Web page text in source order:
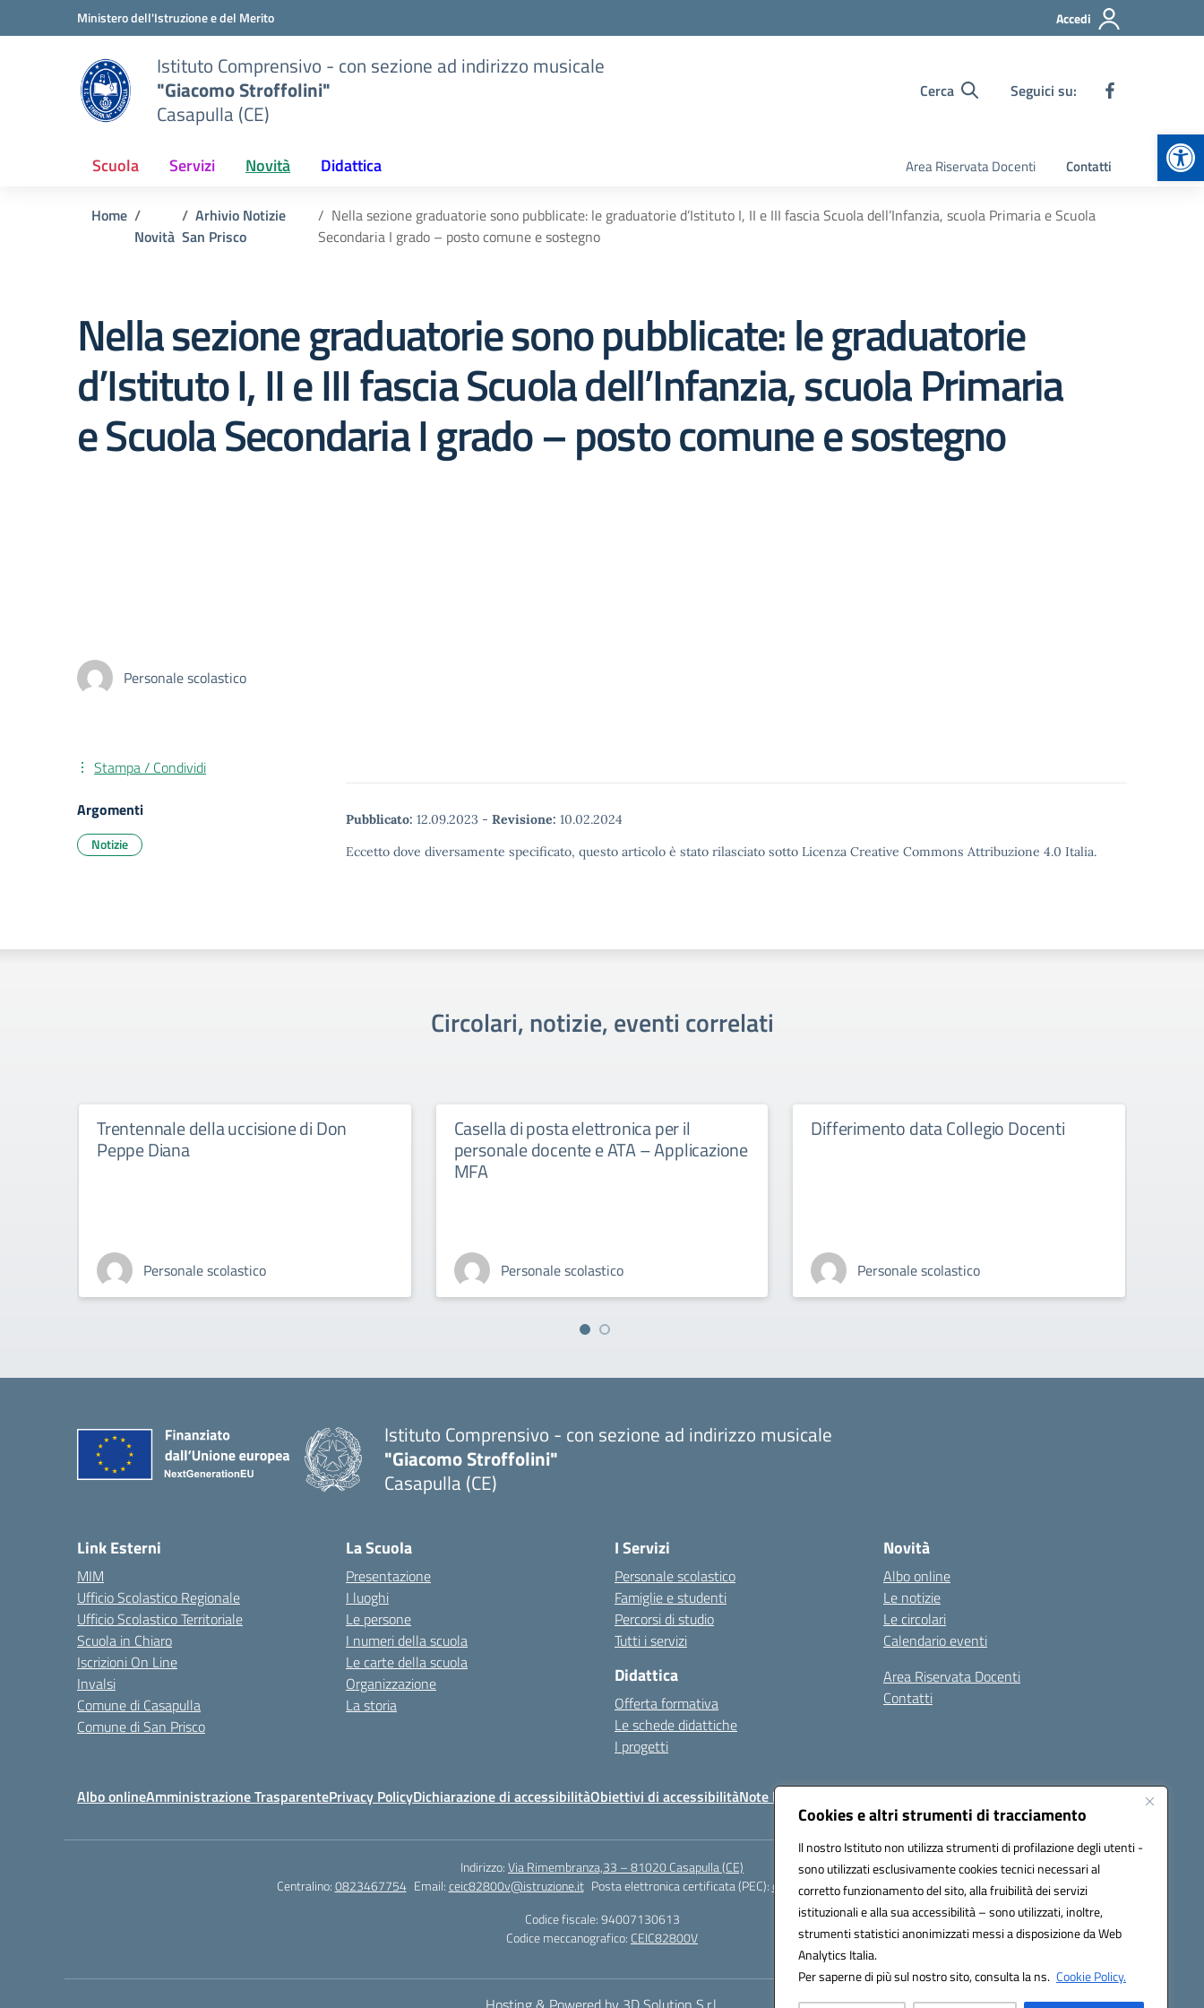
Cookies e altri strumenti di tracciamento
Il nostro Istituto non utilizza strumenti di profilazione degli utenti -
sono utilizzati esclusivamente cookies tecnici necessari al
corretto funzionamento del sito, alla fruibilità dei servizi
istituzionali e alla sua accessibilità – sono utilizzati, inoltre,
strumenti statistici anonimizzati messi a disposizione da Web
Analytics Italia.
Per saperne di più sul nostro sito, consulta la ns. Cookie Policy.
Vai ai contenuti
Vai al menu di navigazioneMinistero dell'Istruzione e del Merito Accedi
Istituto Comprensivo - con sezione ad indirizzo musicale
"Giacomo Stroffolini"
Casapulla (CE)
Cerca Seguici su:
Scuola Servizi Novità Didattica Area Riservata Docenti Contatti
Home
Novità
Arhivio Notizie
San Prisco
Nella sezione graduatorie sono pubblicate: le graduatorie d’Istituto I, II e III fascia Scuola dell’Infanzia, scuola Primaria e Scuola
Secondaria I grado – posto comune e sostegno
Nella sezione graduatorie sono pubblicate: le graduatorie
d’Istituto I, II e III fascia Scuola dell’Infanzia, scuola Primaria
e Scuola Secondaria I grado – posto comune e sostegno
Personale scolastico
Pubblicato: 12.09.2023 - Revisione: 10.02.2024
Eccetto dove diversamente specificato, questo articolo è stato rilasciato sotto Licenza Creative Commons Attribuzione 4.0 Italia.
Stampa / Condividi
Argomenti
Notizie
Circolari, notizie, eventi correlati
Trentennale della uccisione di Don
Peppe Diana
Personale scolastico
Casella di posta elettronica per il
personale docente e ATA – Applicazione
MFA
Personale scolastico
Differimento data Collegio Docenti
Personale scolastico
Istituto Comprensivo - con sezione ad indirizzo musicale
"Giacomo Stroffolini"
Casapulla (CE)
Link Esterni
MIM
Ufficio Scolastico Regionale
Ufficio Scolastico Territoriale
Scuola in Chiaro
Iscrizioni On Line
Invalsi
Comune di Casapulla
Comune di San Prisco
La Scuola
Presentazione
I luoghi
Le persone
I numeri della scuola
Le carte della scuola
Organizzazione
La storia
I Servizi
Personale scolastico
Famiglie e studenti
Percorsi di studio
Tutti i servizi
Didattica
Offerta formativa
Le schede didattiche
I progetti
Novità
Albo online
Le notizie
Le circolari
Calendario eventi
Area Riservata Docenti
Contatti
Albo onlineAmministrazione TrasparentePrivacy PolicyDichiarazione di accessibilitàObiettivi di accessibilitàNote legali Seguici su:
Indirizzo:Via Rimembranza,33 – 81020 Casapulla (CE)
Centralino:0823467754 Email:ceic82800v@istruzione.it Posta elettronica certificata (PEC):ceic82800v@pec.istruzione.it
Codice fiscale: 94007130613
Codice meccanografico: CEIC82800V